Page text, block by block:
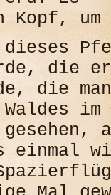
Kopf,
die
die
einmal